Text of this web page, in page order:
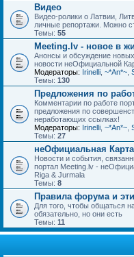
Видео
Видео-ролики о Латвии,
личные репортажи. Можно
Темы: 55
Meeting.lv - новое в
Анонсы и обсуждение
новости неОфициальной
Модераторы: Irinelli ~*An*~
Темы: 130
Предложения по
Комментарии по работе
предложения по
неработающих ссылках!
Модераторы: Irinelli ~*An*~
Темы: 27
неОфициальная
Новости и события,
портал Meeting.lv -
Riga & Jurmala
Темы: 8
Правила форума и
Для того, чтобы общаться
обязательно, но они есть
Темы: 11